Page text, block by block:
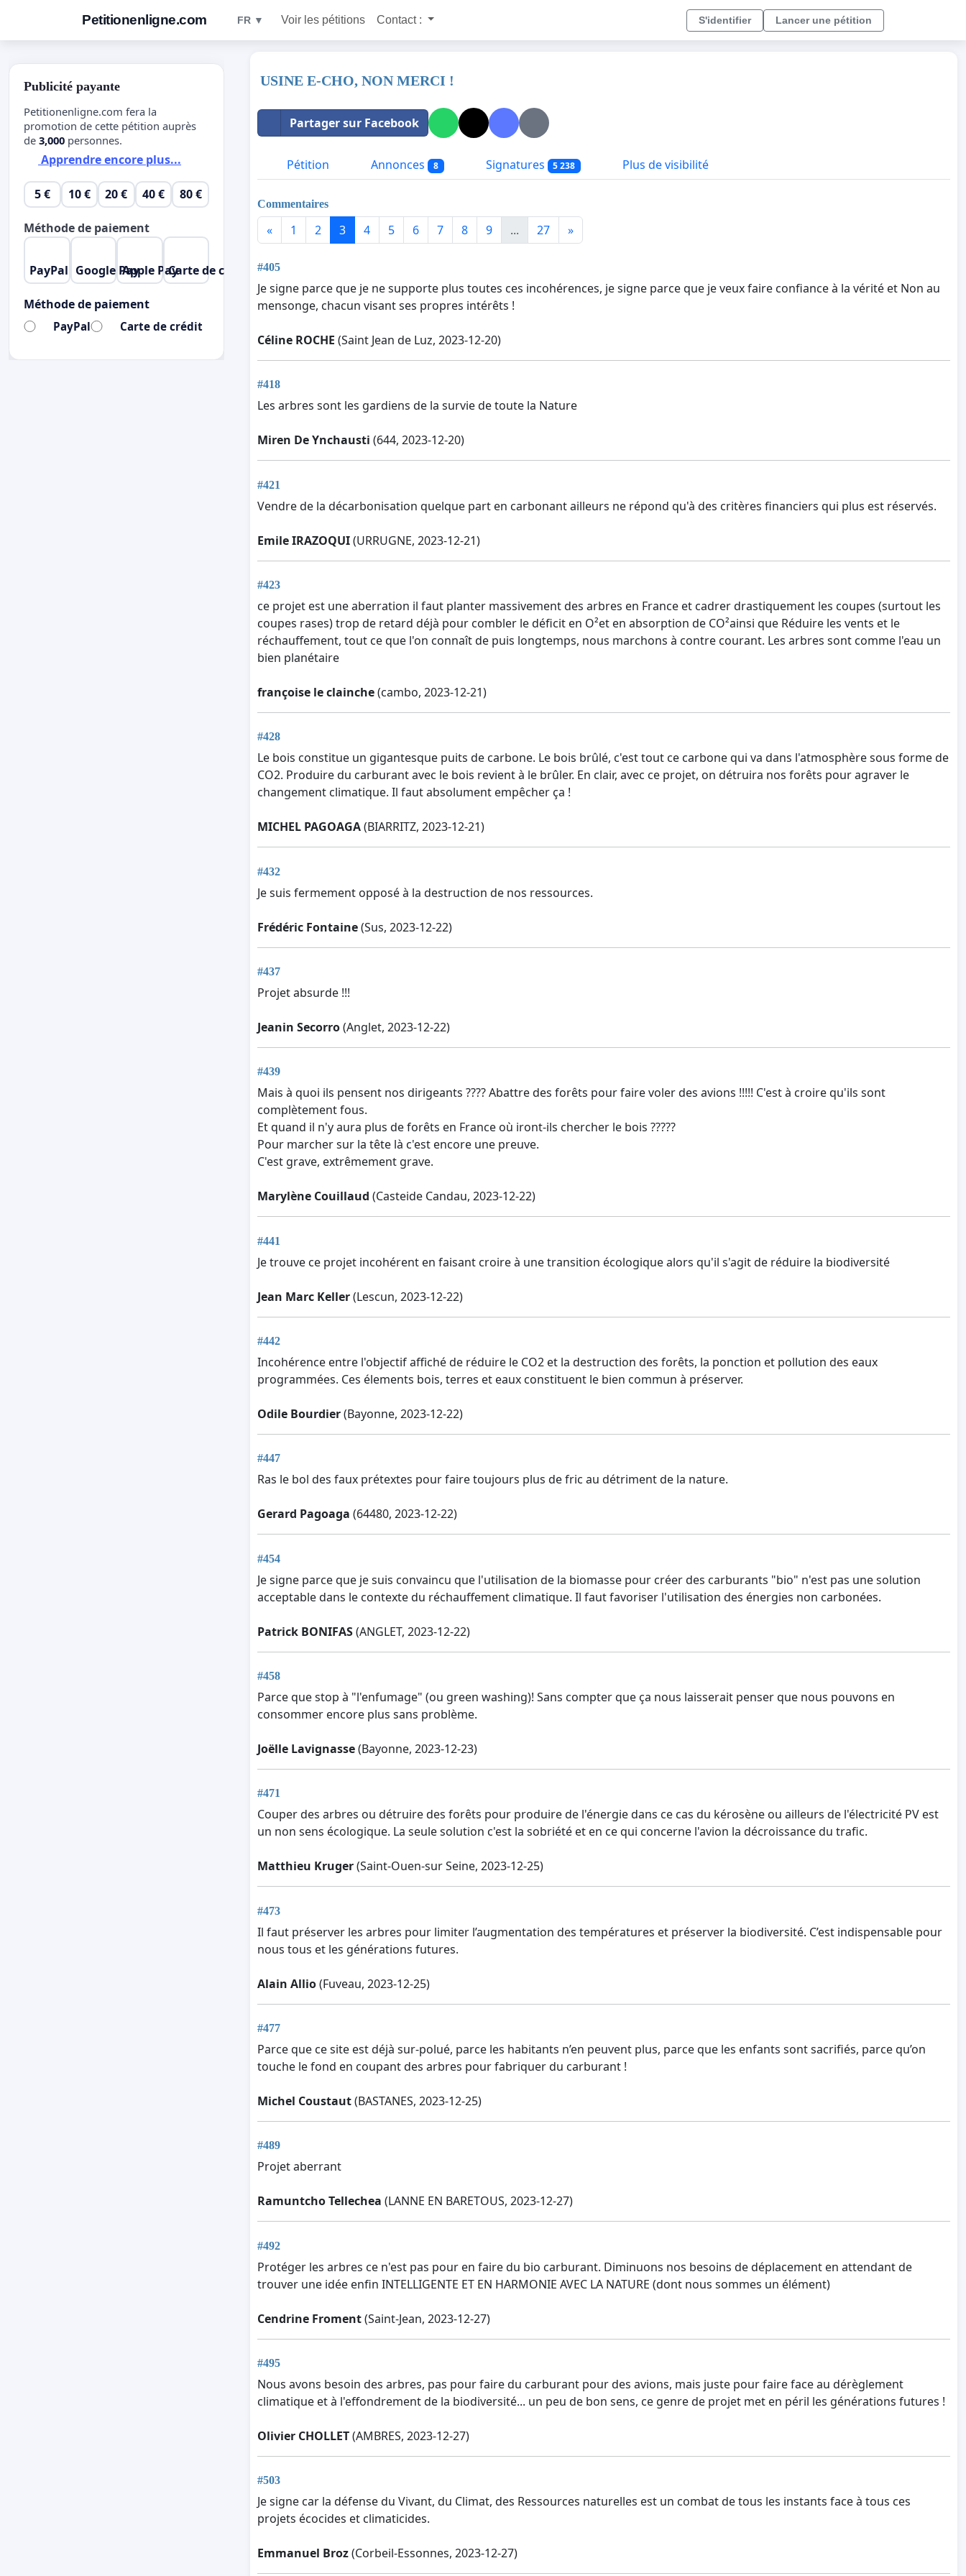
Petitionenligne.com FR ▼ Voir les pétitions Contact : S'identifier Lancer une pétition
USINE E-CHO, NON MERCI !
Partager sur Facebook
Pétition Annonces 8 Signatures 5 238 Plus de visibilité
Commentaires
« 1 2 3 4 5 6 7 8 9 ... 27 »
#405
Je signe parce que je ne supporte plus toutes ces incohérences, je signe parce que je veux faire confiance à la vérité et Non au
mensonge, chacun visant ses propres intérêts !
Céline ROCHE (Saint Jean de Luz, 2023-12-20)
#418
Les arbres sont les gardiens de la survie de toute la Nature
Miren De Ynchausti (644, 2023-12-20)
#421
Vendre de la décarbonisation quelque part en carbonant ailleurs ne répond qu'à des critères financiers qui plus est réservés.
Emile IRAZOQUI(URRUGNE, 2023-12-21)
#423
ce projet est une aberration il faut planter massivement des arbres en France et cadrer drastiquement les coupes (surtout les
coupes rases) trop de retard déjà pour combler le déficit en O²et en absorption de CO²ainsi que Réduire les vents et le
réchauffement, tout ce que l'on connaît de puis longtemps, nous marchons à contre courant. Les arbres sont comme l'eau un
bien planétaire
françoise le clainche(cambo, 2023-12-21)
#428
Le bois constitue un gigantesque puits de carbone. Le bois brûlé, c'est tout ce carbone qui va dans l'atmosphère sous forme de
CO2. Produire du carburant avec le bois revient à le brûler. En clair, avec ce projet, on détruira nos forêts pour agraver le
changement climatique. Il faut absolument empêcher ça !
MICHEL PAGOAGA(BIARRITZ, 2023-12-21)
#432
Je suis fermement opposé à la destruction de nos ressources.
Frédéric Fontaine(Sus, 2023-12-22)
#437
Projet absurde !!!
Jeanin Secorro(Anglet, 2023-12-22)
#439
Mais à quoi ils pensent nos dirigeants ???? Abattre des forêts pour faire voler des avions !!!!! C'est à croire qu'ils sont
complètement fous.
Et quand il n'y aura plus de forêts en France où iront-ils chercher le bois ?????
Pour marcher sur la tête là c'est encore une preuve.
C'est grave, extrêmement grave.
Marylène Couillaud (Casteide Candau, 2023-12-22)
#441
Je trouve ce projet incohérent en faisant croire à une transition écologique alors qu'il s'agit de réduire la biodiversité
Jean Marc Keller(Lescun, 2023-12-22)
#442
Incohérence entre l'objectif affiché de réduire le CO2 et la destruction des forêts, la ponction et pollution des eaux
programmées. Ces élements bois, terres et eaux constituent le bien commun à préserver.
Odile Bourdier(Bayonne, 2023-12-22)
#447
Ras le bol des faux prétextes pour faire toujours plus de fric au détriment de la nature.
Gerard Pagoaga (64480, 2023-12-22)
#454
Je signe parce que je suis convaincu que l'utilisation de la biomasse pour créer des carburants "bio" n'est pas une solution
acceptable dans le contexte du réchauffement climatique. Il faut favoriser l'utilisation des énergies non carbonées.
Patrick BONIFAS(ANGLET, 2023-12-22)
#458
Parce que stop à "l'enfumage" (ou green washing)! Sans compter que ça nous laisserait penser que nous pouvons en
consommer encore plus sans problème.
Joëlle Lavignasse(Bayonne, 2023-12-23)
#471
Couper des arbres ou détruire des forêts pour produire de l'énergie dans ce cas du kérosène ou ailleurs de l'électricité PV est
un non sens écologique. La seule solution c'est la sobriété et en ce qui concerne l'avion la décroissance du trafic.
Matthieu Kruger(Saint-Ouen-sur Seine, 2023-12-25)
#473
Il faut préserver les arbres pour limiter l’augmentation des températures et préserver la biodiversité. C’est indispensable pour
nous tous et les générations futures.
Alain Allio(Fuveau, 2023-12-25)
#477
Parce que ce site est déjà sur-polué, parce les habitants n’en peuvent plus, parce que les enfants sont sacrifiés, parce qu’on
touche le fond en coupant des arbres pour fabriquer du carburant !
Michel Coustaut(BASTANES, 2023-12-25)
#489
Projet aberrant
Ramuntcho Tellechea (LANNE EN BARETOUS, 2023-12-27)
#492
Protéger les arbres ce n'est pas pour en faire du bio carburant. Diminuons nos besoins de déplacement en attendant de
trouver une idée enfin INTELLIGENTE ET EN HARMONIE AVEC LA NATURE (dont nous sommes un élément)
Cendrine Froment(Saint-Jean, 2023-12-27)
#495
Nous avons besoin des arbres, pas pour faire du carburant pour des avions, mais juste pour faire face au dérèglement
climatique et à l'effondrement de la biodiversité... un peu de bon sens, ce genre de projet met en péril les générations futures !
Olivier CHOLLET(AMBRES, 2023-12-27)
#503
Je signe car la défense du Vivant, du Climat, des Ressources naturelles est un combat de tous les instants face à tous ces
projets écocides et climaticides.
Emmanuel Broz(Corbeil-Essonnes, 2023-12-27)
Publicité payante
Petitionenligne.com fera la
promotion de cette pétition auprès
de 3,000 personnes.
Apprendre encore plus...
5 € 10 € 20 € 40 € 80 €
Méthode de paiement
PayPal Google PayApple PayCarte de crédit
Méthode de paiement
PayPal Carte de crédit